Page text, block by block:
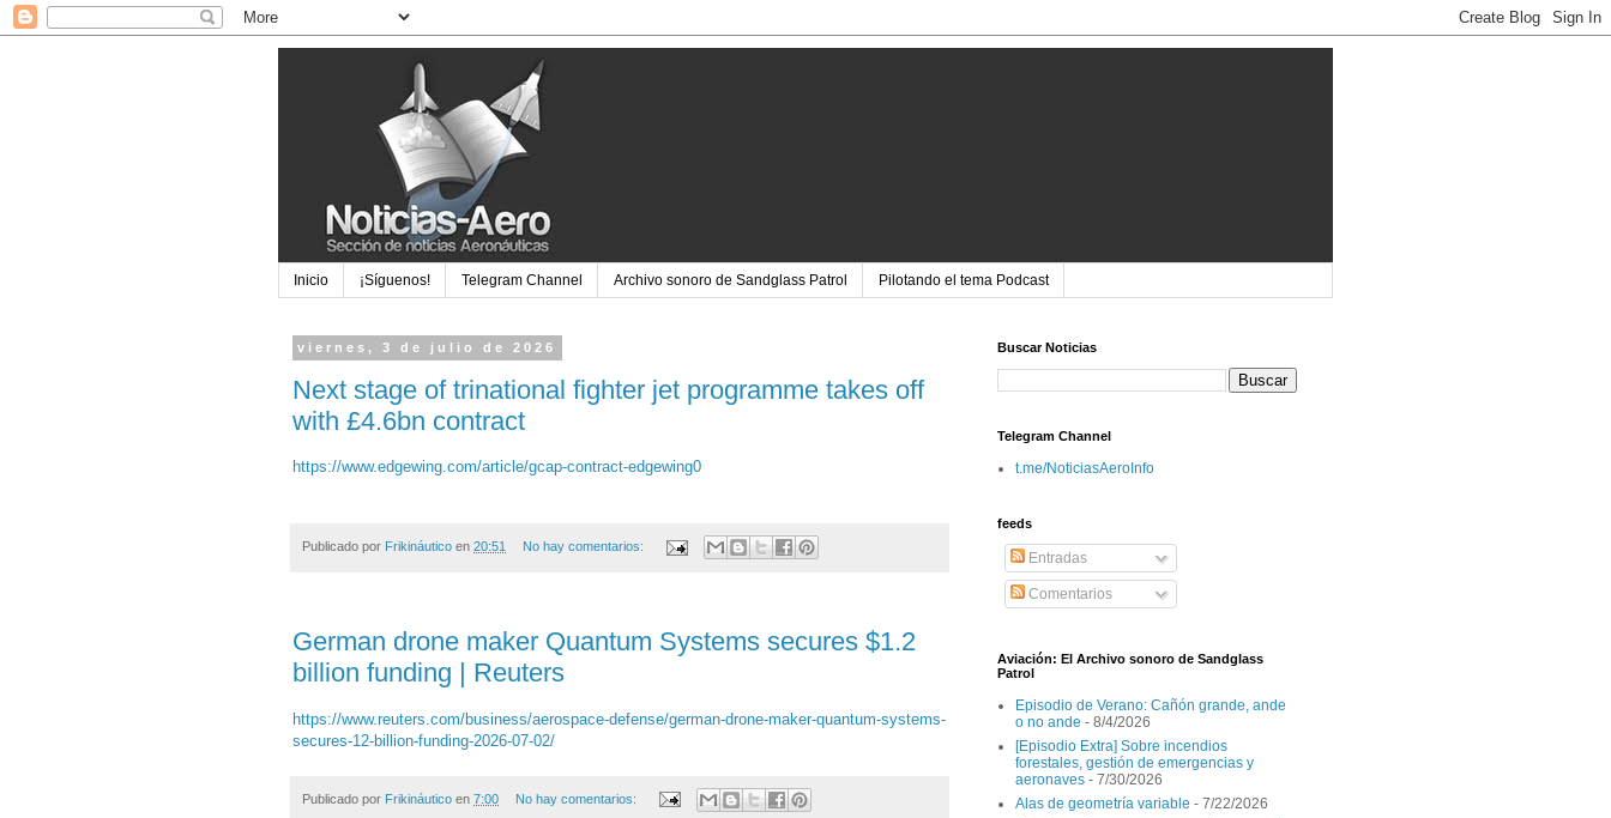
Inicio ¡Síguenos! Telegram Channel Archivo sonoro de Sandglass Patrol Pilotando el tema Podcast
viernes, 3 de julio de 2026
Next stage of trinational fighter jet programme takes off
with £4.6bn contract
https://www.edgewing.com/article/gcap-contract-edgewing0
Publicado por Frikináutico en 20:51 No hay comentarios:
German drone maker Quantum Systems secures $1.2
billion funding | Reuters
https://www.reuters.com/business/aerospace-defense/german-drone-maker-quantum-systems-
secures-12-billion-funding-2026-07-02/
Publicado por Frikináutico en 7:00 No hay comentarios:
Buscar Noticias
Telegram Channel
t.me/NoticiasAeroInfo
feeds
Entradas
Comentarios
Aviación: El Archivo sonoro de Sandglass
Patrol
Episodio de Verano: Cañón grande, ande
o no ande - 8/4/2026
[Episodio Extra] Sobre incendios
forestales, gestión de emergencias y
aeronaves - 7/30/2026
Alas de geometría variable - 7/22/2026